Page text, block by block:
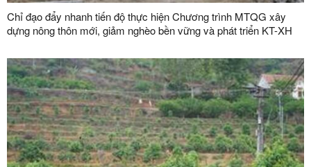
Chỉ đạo đẩy nhanh tiến độ thực hiện Chương trình MTQG xây
dựng nông thôn mới, giảm nghèo bền vững và phát triển KT-XH